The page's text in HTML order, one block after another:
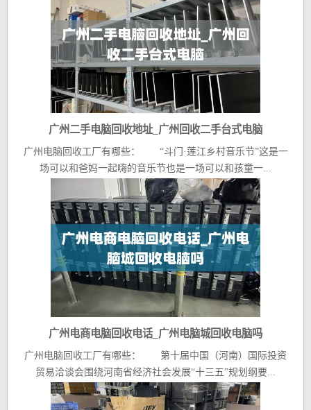
广州二手电脑回收地址_广州回收二手台式电脑
广州电脑回收工厂有哪些： “斗门·莲江乡村音乐节”这是一
场可以和爸妈一起嗨的音乐节也是一场可以和孩童一...
广州电商电脑回收电话_广州电脑城回收电脑吗
广州电脑回收工厂有哪些： 第十届中国（河南）国际投资
贸易洽谈会围绕河南省经济社会发展“十三五”规划纲要...